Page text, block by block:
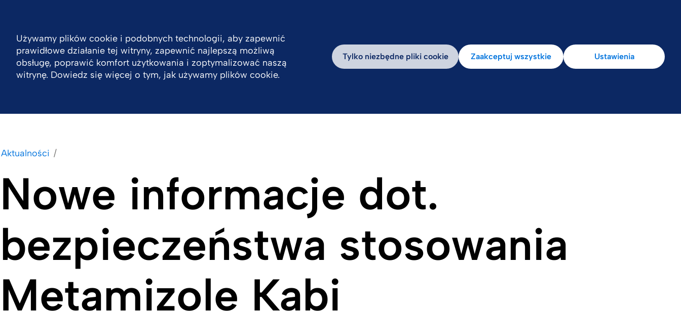
Zrównoważony rozwój Firma Produkty Odpowiedzialność Praca Aktualności Dla pacjenta
Aktualności
Nowe informacje dot.
bezpieczeństwa stosowania
Metamizole Kabi
Używamy plików cookie i podobnych technologii, aby zapewnić
prawidłowe działanie tej witryny, zapewnić najlepszą możliwą
obsługę, poprawić komfort użytkowania i zoptymalizować naszą
witrynę. Dowiedz się więcej o tym, jak używamy plików cookie.
Tylko niezbędne pliki cookie Zaakceptuj wszystkie Ustawienia